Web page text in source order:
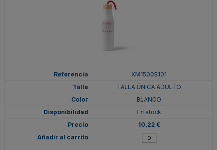
XM1500S101
TALLA ÚNICA ADULTO
BLANCO
En stock
10,22 €